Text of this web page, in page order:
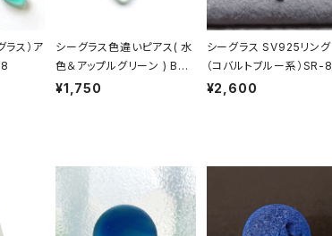
ラス）ア
シーグラス色違いピアス( 水
色＆アップルグリーン ) BP-
27
¥1,750
シーグラス SV925リング
（コバルトブルー系）SR-8
¥2,600